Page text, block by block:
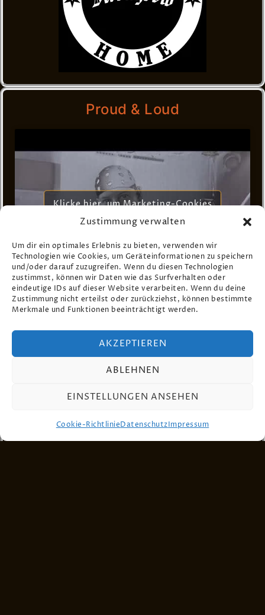
Zustimmung verwalten
Um dir ein optimales Erlebnis zu bieten, verwenden wir
Technologien wie Cookies, um Geräteinformationen zu speichern
und/oder darauf zuzugreifen. Wenn du diesen Technologien
zustimmst, können wir Daten wie das Surfverhalten oder
eindeutige IDs auf dieser Website verarbeiten. Wenn du deine
Zustimmung nicht erteilst oder zurückziehst, können bestimmte
Merkmale und Funktionen beeinträchtigt werden.
AKZEPTIEREN
ABLEHNEN
EINSTELLUNGEN ANSEHEN
Cookie-RichtlinieDatenschutzImpressum
Proud & Loud
Klicke hier, um Marketing-Cookies
zu akzeptieren und diesen Inhalt zu
Song! Er nennt sich Proud & Loud!
ALLE INFOS und Downloads findest Du Hier: